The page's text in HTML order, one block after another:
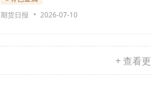
期货日报
2026-07-10
+ 查看